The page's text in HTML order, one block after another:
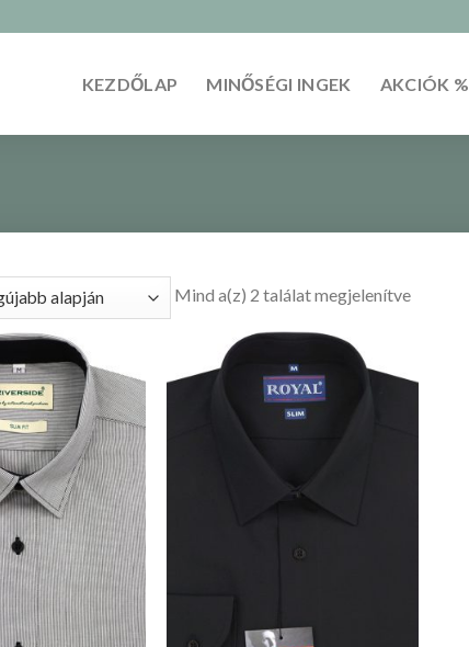
KEZDŐLAP MINŐSÉGI INGEK AKCIÓK %
Mind a(z) 2 találat megjelenítve